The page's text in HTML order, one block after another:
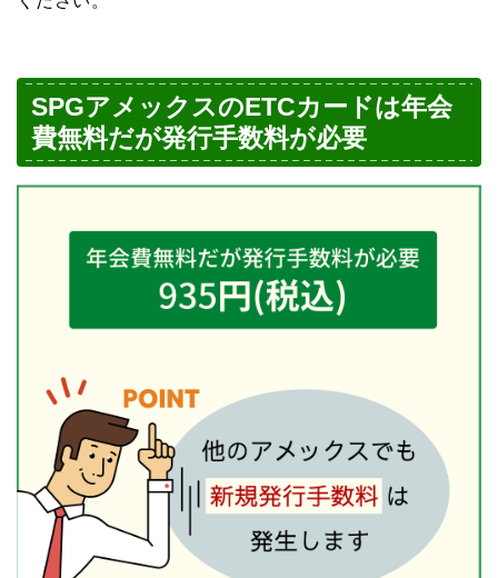
SPGアメックスのETCカードは年会
費無料だが発行手数料が必要